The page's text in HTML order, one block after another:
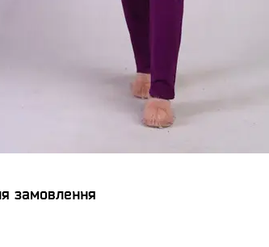
замовлення